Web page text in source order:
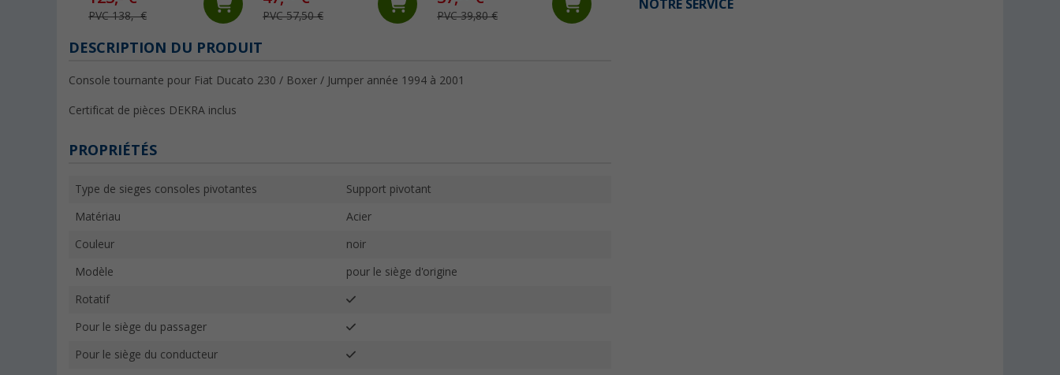
NOTRE SERVICE
PVC 138,- € PVC 57,50 € PVC 39,80 €
DESCRIPTION DU PRODUIT
Console tournante pour Fiat Ducato 230 / Boxer / Jumper année 1994 à 2001
Certificat de pièces DEKRA inclus
PROPRIÉTÉS
Type de sieges consoles pivotantes Support pivotant
Matériau Acier
Couleur noir
Modèle pour le siège d'origine
Rotatif
Pour le siège du passager
Pour le siège du conducteur